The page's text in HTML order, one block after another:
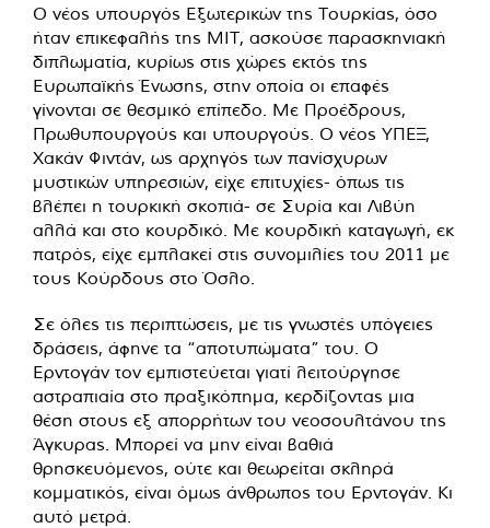
Ο νέος υπουργός Εξωτερικών της Τουρκίας, όσο
ήταν επικεφαλής της ΜΙΤ, ασκούσε παρασκηνιακή
διπλωματία, κυρίως στις χώρες εκτός της
Ευρωπαϊκής Ένωσης, στην οποία οι επαφές
γίνονται σε θεσμικό επίπεδο. Με Προέδρους,
Πρωθυπουργούς και υπουργούς. Ο νέος ΥΠΕΞ,
Χακάν Φιντάν, ως αρχηγός των πανίσχυρων
μυστικών υπηρεσιών, είχε επιτυχίες- όπως τις
βλέπει η τουρκική σκοπιά- σε Συρία και Λιβύη
αλλά και στο κουρδικό. Με κουρδική καταγωγή, εκ
πατρός, είχε εμπλακεί στις συνομιλίες του 2011 με
τους Κούρδους στο Όσλο.
Σε όλες τις περιπτώσεις, με τις γνωστές υπόγειες
δράσεις, άφηνε τα “αποτυπώματα” του. Ο
Ερντογάν τον εμπιστεύεται γιατί λειτούργησε
αστραπιαία στο πραξικόπημα, κερδίζοντας μια
θέση στους εξ απορρήτων του νεοσουλτάνου της
Άγκυρας. Μπορεί να μην είναι βαθιά
θρησκευόμενος, ούτε και θεωρείται σκληρά
κομματικός, είναι όμως άνθρωπος του Ερντογάν. Κι
αυτό μετρά.